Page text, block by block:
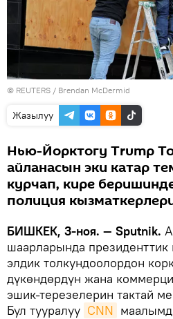
© REUTERS / Brendan McDermid
Жазылуу
Нью-Йорктогу Trump
айланасын эки катар
курчап, кире
полиция
БИШКЕК, 3-ноя. — Sputnik.
шаарларында
элдик толкундоолордон
дүкөндөрдүн жана
эшик-терезелерин тактай
Бул тууралуу CNN